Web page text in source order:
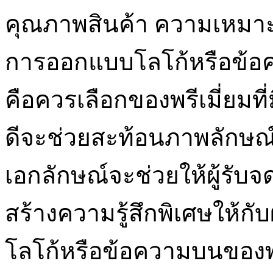
คุณภาพสินค้า ความเหมา
การออกแบบโลโก้หรือข้
คือควรเลือกของพรีเมี่ย
ดีจะช่วยสะท้อนภาพลักษ
เอกลักษณ์จะช่วยให้ผู้รับ
สร้างความรู้สึกพิเศษให้กั
โลโก้หรือข้อความบนขอ